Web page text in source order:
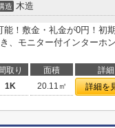
造 木造
！敷金・礼金が0円！初
、モニター付インターホ
取り 面積 詳細
1K 20.11㎡ 詳細を